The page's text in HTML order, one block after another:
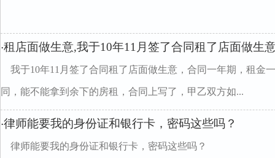
·租店面做生意,我于10年11月签了合同租了店面做生
我于10年11月签了合同租了店面做生意，合同一年期，租金
同，能不能拿到余下的房租，合同上写了，甲乙双方如...
·律师能要我的身份证和银行卡，密码这些吗？
律师能要我的身份证和银行卡，密码这些吗？